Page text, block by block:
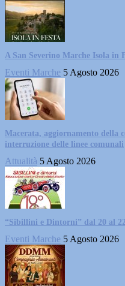
A San Severino Marche Isola in
Eventi Marche 5 Agosto 2026
Macerata, aggiornamento della
interruzione delle linee comunali
Attualità 5 Agosto 2026
“Sibillini e Dintorni” dal 20 al
Eventi Marche 5 Agosto 2026